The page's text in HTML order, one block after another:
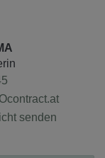
senden